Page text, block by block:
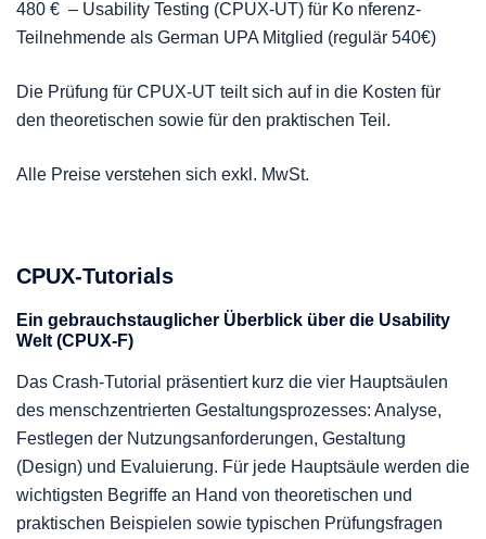
480 € – Usability Testing (CPUX-UT) für Ko nferenz-
Teilnehmende als German UPA Mitglied (regulär 540€)
Die Prüfung für CPUX-UT teilt sich auf in die Kosten für
den theoretischen sowie für den praktischen Teil.
Alle Preise verstehen sich exkl. MwSt.
CPUX-Tutorials
Ein gebrauchstauglicher Überblick über die Usability
Welt (CPUX-F)
Das Crash-Tutorial präsentiert kurz die vier Hauptsäulen
des menschzentrierten Gestaltungsprozesses: Analyse,
Festlegen der Nutzungsanforderungen, Gestaltung
(Design) und Evaluierung. Für jede Hauptsäule werden die
wichtigsten Begriffe an Hand von theoretischen und
praktischen Beispielen sowie typischen Prüfungsfragen